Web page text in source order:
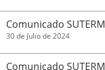
Comunicado SUTERM
30 de Julio de 2024
Comunicado SUTERM